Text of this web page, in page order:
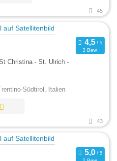
45
3 Bew.
Christina - St. Ulrich -
Südtirol, Italien
43